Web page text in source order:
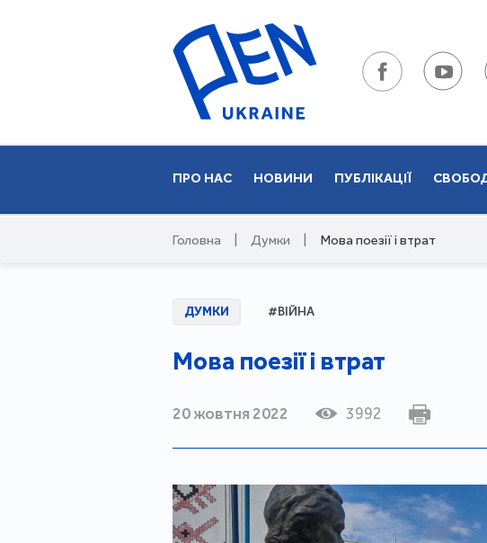
ПРО НАС НОВИНИ ПУБЛІКАЦІЇ
Головна Думки Мова поезії і втрат
ДУМКИ #ВІЙНА
Мова поезії і втрат
20 жовтня 2022 3992